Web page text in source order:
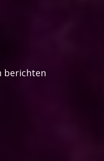
berichten